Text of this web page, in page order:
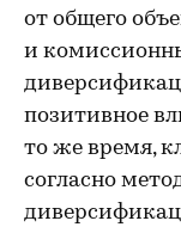
от общего
и
позитивное
то же время,
согласно